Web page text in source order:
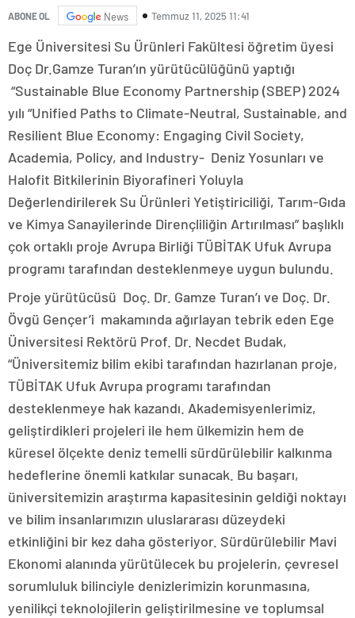
ABONE OL News Temmuz 11, 2025 11:41
Ege Üniversitesi Su Ürünleri Fakültesi öğretim üyesi
Doç Dr.Gamze Turan’ın yürütücülüğünü yaptığı
“Sustainable Blue Economy Partnership (SBEP) 2024
yılı “Unified Paths to Climate-Neutral, Sustainable, and
Resilient Blue Economy: Engaging Civil Society,
Academia, Policy, and Industry- Deniz Yosunları ve
Halofit Bitkilerinin Biyorafineri Yoluyla
Değerlendirilerek Su Ürünleri Yetiştiriciliği, Tarım-Gıda
ve Kimya Sanayilerinde Dirençliliğin Artırılması” başlıklı
çok ortaklı proje Avrupa Birliği TÜBİTAK Ufuk Avrupa
programı tarafından desteklenmeye uygun bulundu.
Proje yürütücüsü Doç. Dr. Gamze Turan’ı ve Doç. Dr.
Övgü Gençer’i makamında ağırlayan tebrik eden Ege
Üniversitesi Rektörü Prof. Dr. Necdet Budak,
“Üniversitemiz bilim ekibi tarafından hazırlanan proje,
TÜBİTAK Ufuk Avrupa programı tarafından
desteklenmeye hak kazandı. Akademisyenlerimiz,
geliştirdikleri projeleri ile hem ülkemizin hem de
küresel ölçekte deniz temelli sürdürülebilir kalkınma
hedeflerine önemli katkılar sunacak. Bu başarı,
üniversitemizin araştırma kapasitesinin geldiği noktayı
ve bilim insanlarımızın uluslararası düzeydeki
etkinliğini bir kez daha gösteriyor. Sürdürülebilir Mavi
Ekonomi alanında yürütülecek bu projelerin, çevresel
sorumluluk bilinciyle denizlerimizin korunmasına,
yenilikçi teknolojilerin geliştirilmesine ve toplumsal